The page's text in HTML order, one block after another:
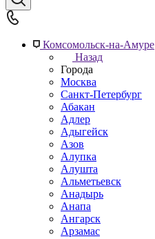
Комсомольск-на-Амуре
Назад
Города
Москва
Санкт-Петербург
Абакан
Адлер
Адыгейск
Азов
Алупка
Алушта
Альметьевск
Анадырь
Анапа
Ангарск
Арзамас